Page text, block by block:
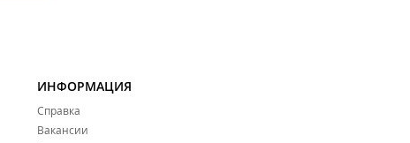
ИНФОРМАЦИЯ
Справка
Вакансии